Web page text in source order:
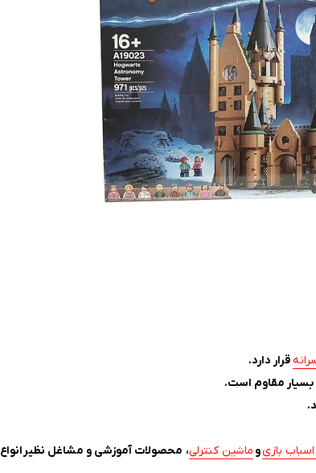
قرار دارد.
بازیو ماشین کنترلی، محصولات آموزشی و مشاغل نظیر انواع